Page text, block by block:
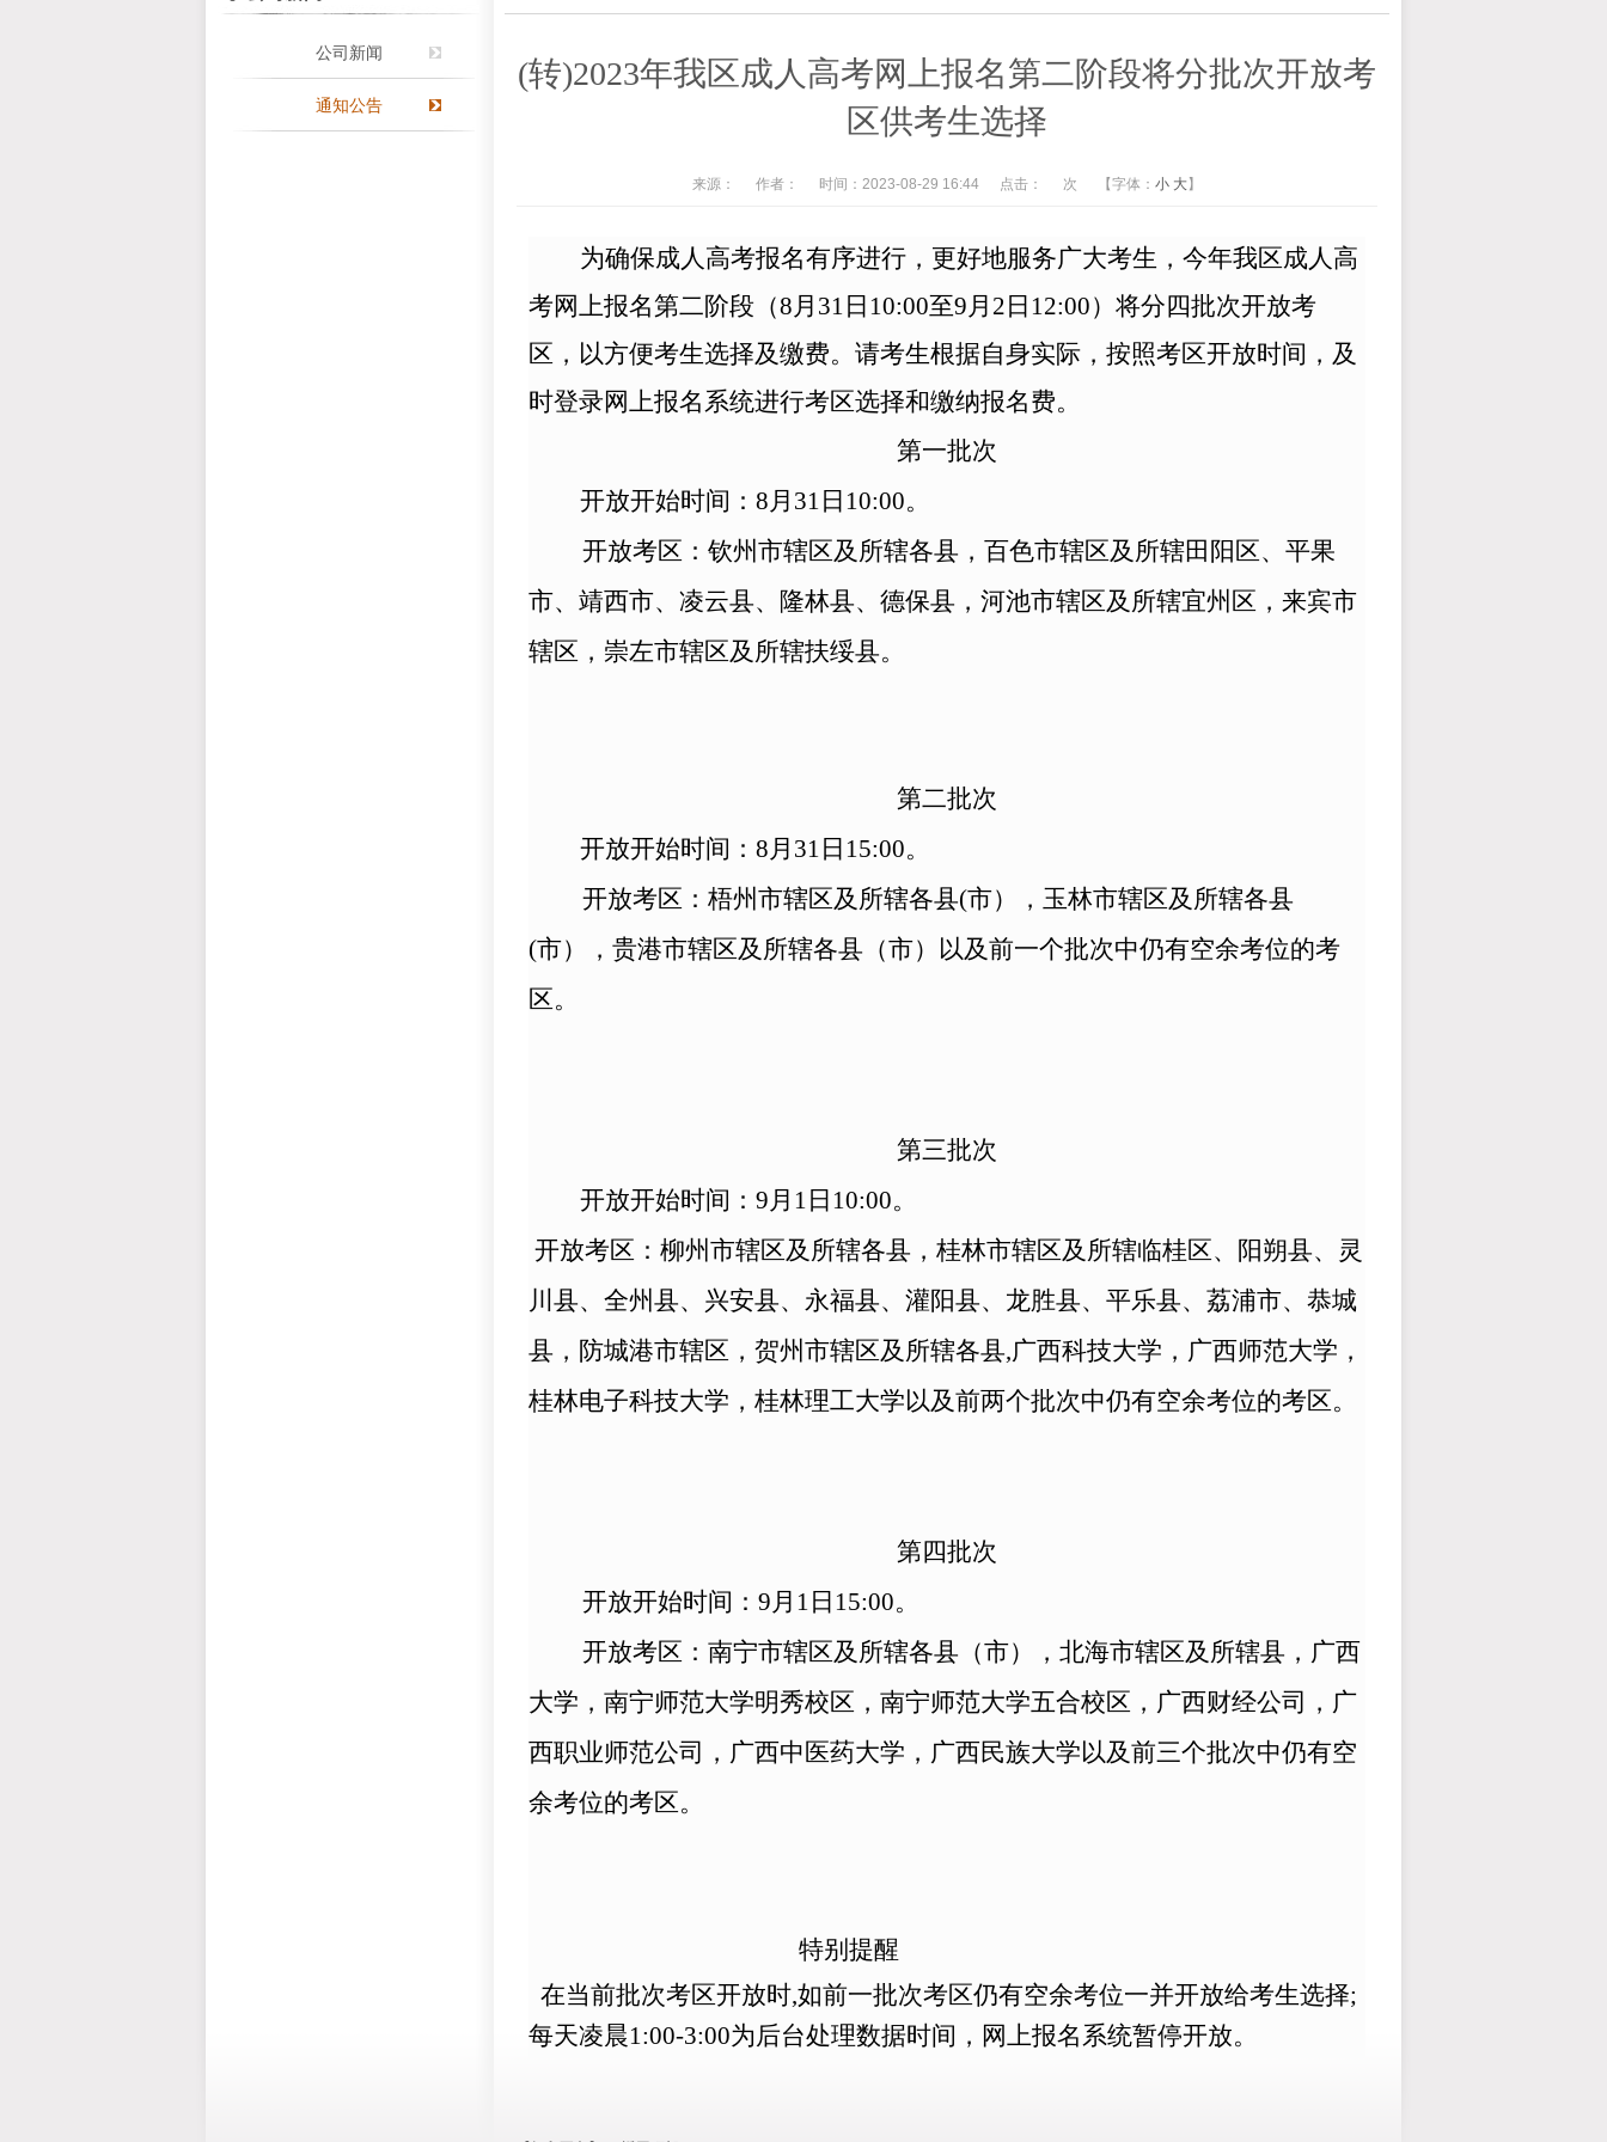
公司新闻
通知公告
(转)2023年我区成人高考网上报名第二阶段将分批次开放考
区供考生选择
来源： 作者： 时间：2023-08-29 16:44 点击： 次 【字体： 小 大】
为确保成人高考报名有序进行，更好地服务广大考生，今年我区成人高
考网上报名第二阶段（8月31 日10:00至9月 2 日12:00）将分四批次开放考
区，以方便考生选择及缴费。请考生根据自身实际，按照考区开放时间，及
时登录网上报名系统进行考区选择和缴纳报名费。
第一批次
开放开始时间：8月31 日10:00。
开放考区：钦州市辖区及所辖各县，百色市辖区及所辖田阳区、平果
市、靖西市、凌云县、隆林县、德保县，河池市辖区及所辖宜州区，来宾市
辖区，崇左市辖区及所辖扶绥县。
第二批次
开放开始时间：8月31 日15:00。
开放考区：梧州市辖区及所辖各县(市），玉林市辖区及所辖各县
(市），贵港市辖区及所辖各县（市）以及前一个批次中仍有空余考位的考
区。
第三批次
开放开始时间： 9月1日10:00。
开放考区：柳州市辖区及所辖各县，桂林市辖区及所辖临桂区、阳朔县、灵
川县、全州县、兴安县、永福县、灌阳县、龙胜县、平乐县、荔浦市、恭城
县，防城港市辖区，贺州市辖区及所辖各县,广西科技大学，广西师范大学，
桂林电子科技大学，桂林理工大学以及前两个批次中仍有空余考位的考区。
第四批次
开放开始时间： 9月1日15:00。
开放考区：南宁市辖区及所辖各县（市），北海市辖区及所辖县，广西
大学，南宁师范大学明秀校区，南宁师范大学五合校区，广西财经公司，广
西职业师范公司，广西中医药大学，广西民族大学以及前三个批次中仍有空
余考位的考区。
特别提醒
在当前批次考区开放时,如前一批次考区仍有空余考位一并开放给考生选择;
每天凌晨1:00-3:00为后台处理数据时间，网上报名系统暂停开放。